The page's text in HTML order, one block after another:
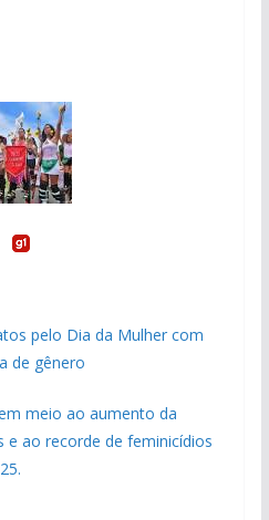
pelo Dia da Mulher com
de gênero
meio ao aumento da
e ao recorde de feminicídios